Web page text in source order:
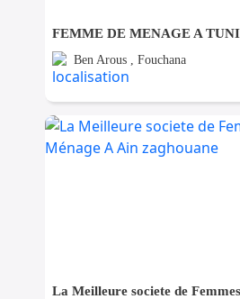
Ben Arous , Fouchana